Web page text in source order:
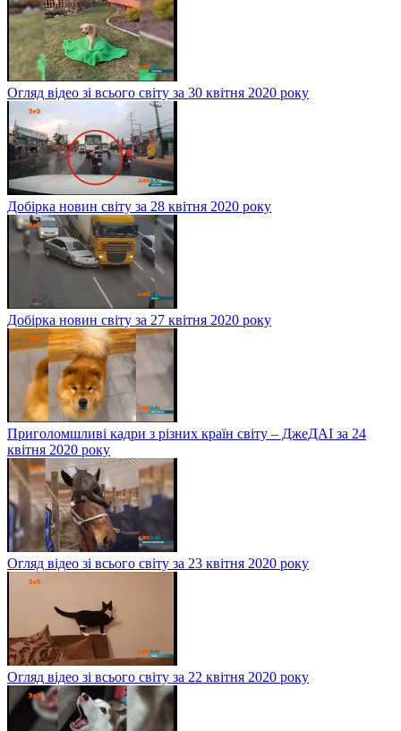
Огляд відео зі всього світу за 30 квітня 2020 року
Добірка новин світу за 28 квітня 2020 року
Добірка новин світу за 27 квітня 2020 року
Приголомшливі кадри з різних країн світу – ДжеДАІ за 24
квітня 2020 року
Огляд відео зі всього світу за 23 квітня 2020 року
Огляд відео зі всього світу за 22 квітня 2020 року